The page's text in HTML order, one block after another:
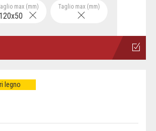
Taglio max (mm)
max (mm)
120x50
legno